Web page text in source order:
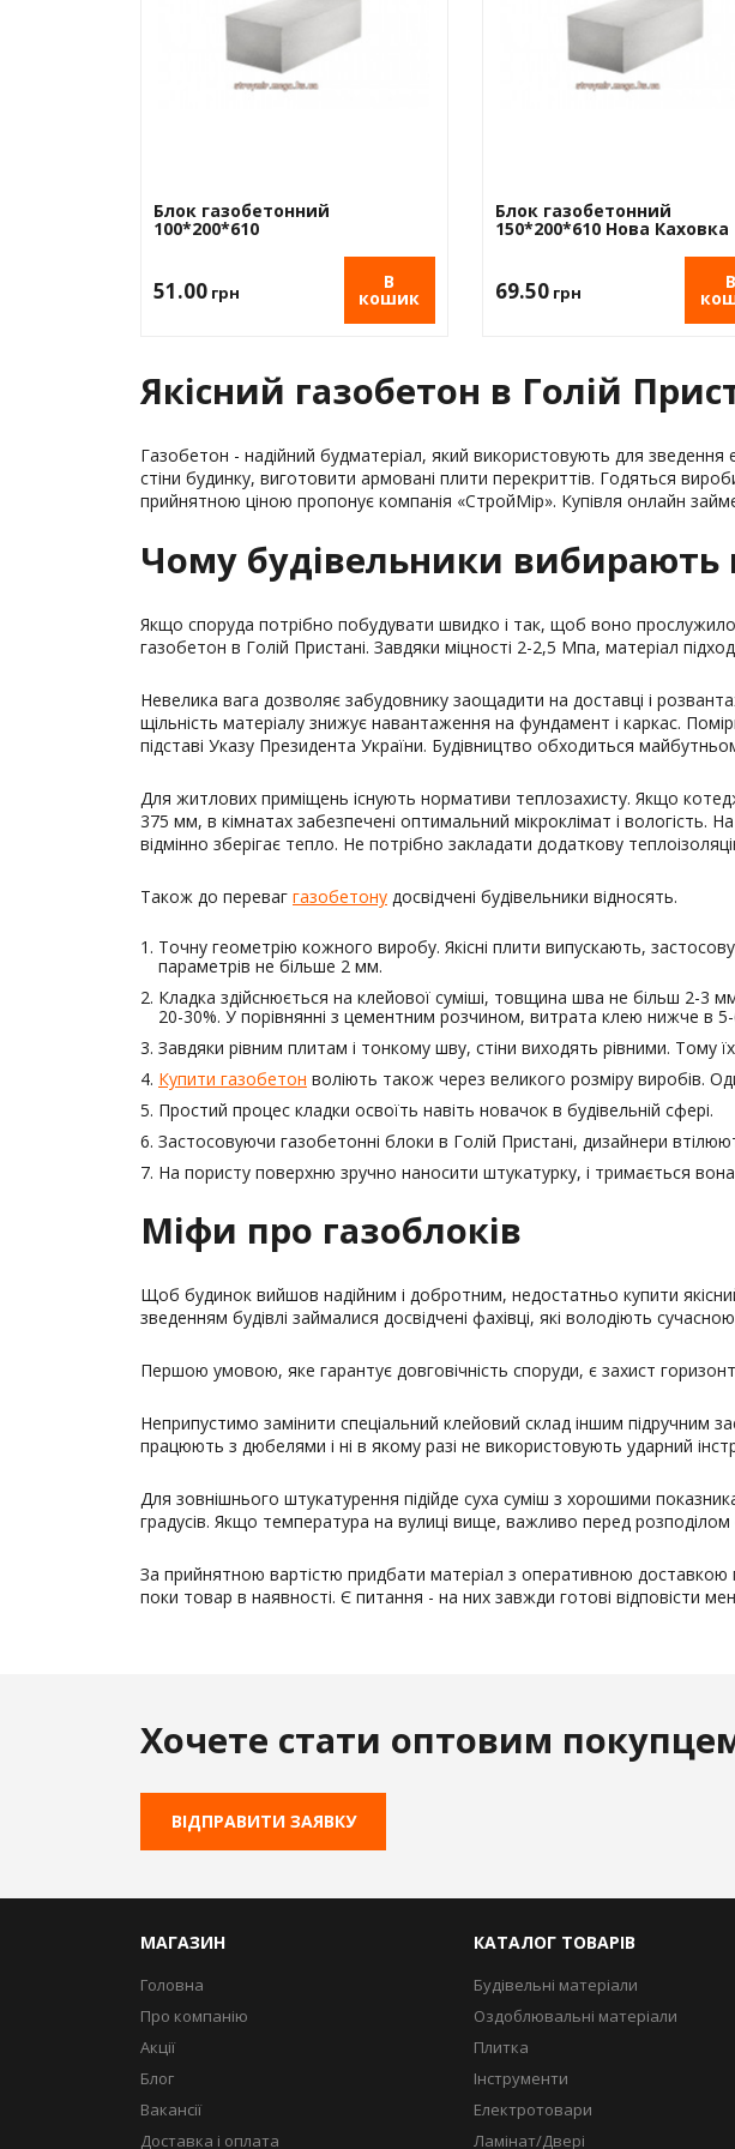
Керамзит
Екструдований пінополістирол
Ізоляційна стрічка
Плівка малярська
Склосітки
Блок газобетонний
100*200*610
51.00 грн В
кошик
Блок газобетонний
150*200*610 Нова Каховка
69.50грн В
Якісний газобетон в Голій
Газобетон - надійний будматеріал, який використовують для зведення
стіни будинку, виготовити армовані плити перекриттів. Годяться
прийнятною ціною пропонує компанія «СтройМір». Купівля онлайн
Чому будівельники вибирають
Якщо споруда потрібно побудувати швидко і так, щоб воно прослужило
газобетон в Голій Пристані. Завдяки міцності 2-2,5 Мпа, матеріал
Невелика вага дозволяє забудовнику заощадити на доставці і
щільність матеріалу знижує навантаження на фундамент і каркас.
підставі Указу Президента України. Будівництво обходиться
Для житлових приміщень існують нормативи теплозахисту. Якщо
375 мм, в кімнатах забезпечені оптимальний мікроклімат і вологість.
відмінно зберігає тепло. Не потрібно закладати додаткову
Також до переваг газобетону досвідчені будівельники відносять.
Точну геометрію кожного виробу. Якісні плити випускають,
параметрів не більше 2 мм.
Кладка здійснюється на клейової суміші, товщина шва не більш 2-3
20-30%. У порівнянні з цементним розчином, витрата клею нижче в 5-
Завдяки рівним плитам і тонкому шву, стіни виходять рівними. Тому
Купити газобетон воліють також через великого розміру виробів.
Простий процес кладки освоїть навіть новачок в будівельній сфері.
Застосовуючи газобетонні блоки в Голій Пристані, дизайнери
На пористу поверхню зручно наносити штукатурку, і тримається вона
Міфи про газоблоків
Щоб будинок вийшов надійним і добротним, недостатньо купити
зведенням будівлі займалися досвідчені фахівці, які володіють
Першою умовою, яке гарантує довговічність споруди, є захист
Неприпустимо замінити спеціальний клейовий склад іншим підручним
працюють з дюбелями і ні в якому разі не використовують ударний
Для зовнішнього штукатурення підійде суха суміш з хорошими
градусів. Якщо температура на вулиці вище, важливо перед
За прийнятною вартістю придбати матеріал з оперативною доставкою
поки товар в наявності. Є питання - на них завжди готові відповісти
Хочете стати оптовим
ВІДПРАВИТИ ЗАЯВКУ
МАГАЗИН
Головна
Про компанію
Акції
Блог
Вакансії
Доставка і оплата
КАТАЛОГ ТОВАРІВ
Будівельні матеріали
Оздоблювальні матеріали
Плитка
Інструменти
Електротовари
Ламінат/Двері